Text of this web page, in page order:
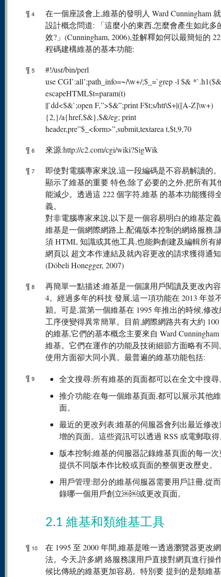
¶ 4
在一個座談會上,維基的發明人 Ward Cunningham
設計概念問道: 「這麼小的東西,怎麼會產生如此多
效?」(Cunningham, 2006),並解釋如何以最簡短的
程碼建構維基的基本功能:
¶ 5
#!/usr/bin/perl
use CGI’:all’;path_info=~/\w+/;$_=`grep -l $&
escapeHTML$t=param(t)
||`dd<$&`;open F,”>$&”;print F$t;s/htt\S+|([A-Z]\w+)
{2,}/a{href,$&},$&/eg; print
header,pre”$_<form>”,submit,textarea t,$t,9,70
¶ 6
來源:http://c2.com/cgi/wiki?SigWik
¶ 7
即使對電腦專家來說,這一段編碼是不容易解讀的
顯示了維基的重要 特色:除了必要的之外,把所有其
能減少。透過這 222 個字符,維基 的基本功能獲得
義。
對非電腦專家來說,以下是一個容易明白的維基定
維基是一個網際網路上,配備版本控制的網絡服務,
須 HTML 知識或其他工具,也能夠創建及編輯所有
網頁以 超文本作連結及就內容更改的請求獲得通
(Döbeli Honegger, 2007)
¶ 8
再簡單一點描述:維基是一個讓用戶閱讀及更改內
4。經過多年的科技 發展,這一項功能在 2013 年並
穎。可是,當第一個維基在 1995 年推出的時候,修
工序便變得異常簡單。目前,網際網路共有大約
的維基,它們的基本概念主要來自 Ward
維基。它們在運作的功能及技術細節方面略有不同
使用方面卻大同小異。最普遍的維基功能包括:
¶ 9
全文搜尋:所有維基的頁面都可以在全文中搜尋
推介功能:在每一個維基頁面,都可以展示其他
面。
最近的更改列表:維基的伺服器會列出最近修
增的頁面。這些資訊可以透過 RSS 或電郵取
版本控制:維基的伺服器記錄維基頁面的每一
提供不同版本作比較或頁面的整個更改歷史。
用戶管理:部分的維基伺服器需要用戶註冊,從
錄哪一個用戶創立￼￼或更改頁面。
2.1 維基和類維基工具
¶ 10
在 1995 至 2000 年間,維基是唯一透過瀏覽器更改
法。今天,許多網 絡服務讓用戶直接對網頁進行操
候比傳統的維基更加容易。特別要 提到的是類維